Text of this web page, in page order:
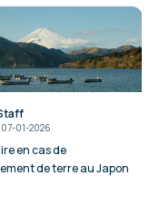
07-01-2026
en cas de
de terre au Japon